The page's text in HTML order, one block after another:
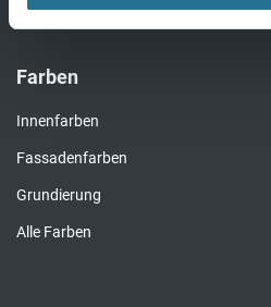
Farben
Innenfarben
Fassadenfarben
Grundierung
Alle Farben